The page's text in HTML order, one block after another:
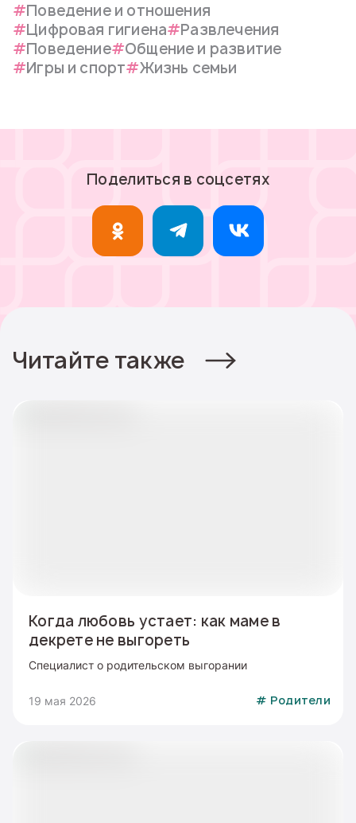
Поведение и отношения
Цифровая гигиена
Развлечения
Поведение
Общение и развитие
Игры и спорт
Жизнь семьи
Поделиться в соцсетях
Читайте также
Когда любовь устает: как маме в
декрете не выгореть
Специалист о родительском выгорании
19 мая 2026 # Родители